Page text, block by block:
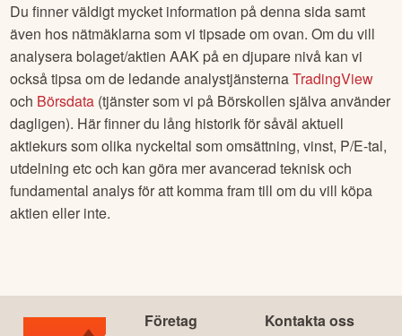
Du finner väldigt mycket information på denna sida samt
även hos nätmäklarna som vi tipsade om ovan. Om du vill
analysera bolaget/aktienAAK på en djupare nivå kan vi
också tipsa om de ledande analystjänsternaTradingView
och Börsdata (tjänster som vi på Börskollen själva använder
dagligen). Här finner du lång historik för såväl aktuell
aktiekurs som olika nyckeltal som omsättning, vinst, P/E-tal,
utdelning etc och kan göra mer avancerad teknisk och
fundamental analys för att komma fram till om du vill köpa
aktien eller inte.
Företag Kontakta oss